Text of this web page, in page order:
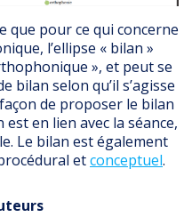
que pour ce qui concerne
l’ellipse « bilan »
», et peut se
bilan selon qu’il s’agisse
de proposer le bilan
en lien avec la séance,
Le bilan est également
etconceptuel.